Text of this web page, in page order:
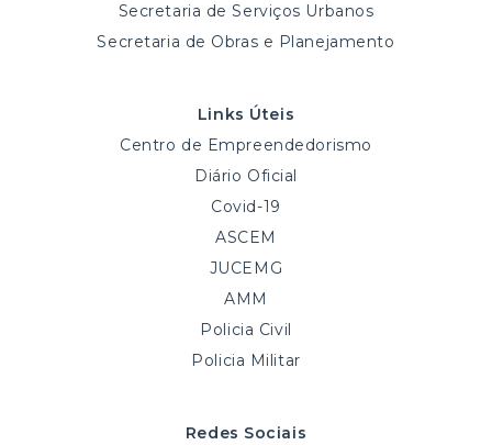
Secretaria de Serviços Urbanos
Secretaria de Obras e Planejamento
Links Úteis
Centro de Empreendedorismo
Diário Oficial
Covid-19
ASCEM
JUCEMG
AMM
Policia Civil
Policia Militar
Redes Sociais